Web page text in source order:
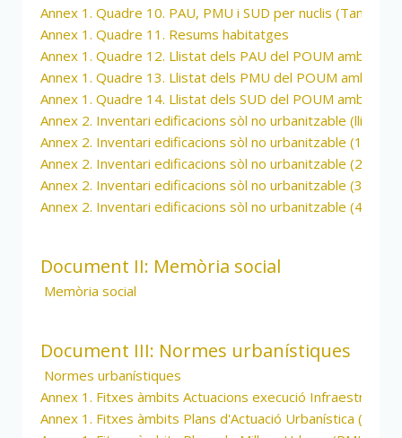
Annex 1. Quadre 10. PAU, PMU i SUD per nuclis (Tamariu,
Annex 1. Quadre 11. Resums habitatges
Annex 1. Quadre 12. Llistat dels PAU del POUM amb els
Annex 1. Quadre 13. Llistat dels PMU del POUM amb els
Annex 1. Quadre 14. Llistat dels SUD del POUM amb els
Annex 2. Inventari edificacions sòl no urbanitzable (llistat)
Annex 2. Inventari edificacions sòl no urbanitzable (1)
Annex 2. Inventari edificacions sòl no urbanitzable (2)
Annex 2. Inventari edificacions sòl no urbanitzable (3)
Annex 2. Inventari edificacions sòl no urbanitzable (4)
Document II: Memòria social
Memòria social
Document III: Normes urbanístiques
Normes urbanístiques
Annex 1. Fitxes àmbits Actuacions execució
Annex 1. Fitxes àmbits Plans d'Actuació Urbanística (PAU)